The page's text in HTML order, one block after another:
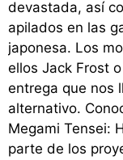
devastada, así
apilados en las
japonesa. Los
ellos Jack Frost
entrega que nos
alternativo.
Megami Tensei:
parte de los